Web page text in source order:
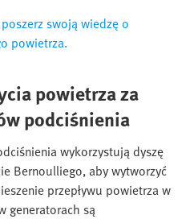
swoją wiedzę o
powietrza.
powietrza za
podciśnienia
wykorzystują dyszę
Bernoulliego, aby wytworzyć
przepływu powietrza w
generatorach są